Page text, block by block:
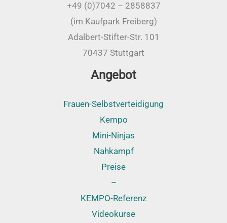
+49 (0)7042 – 2858837
(im Kaufpark Freiberg)
Adalbert-Stifter-Str. 101
70437 Stuttgart
Angebot
Frauen-Selbstverteidigung
Kempo
Mini-Ninjas
Nahkampf
Preise
–
KEMPO-Referenz
Videokurse